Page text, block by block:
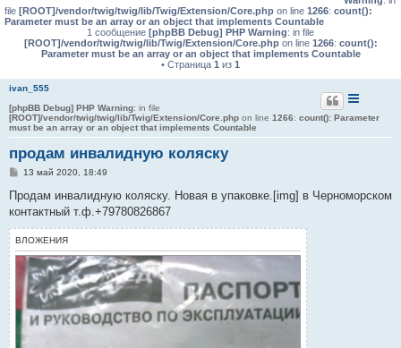
file [ROOT]/vendor/twig/twig/lib/Twig/Extension/Core.php on line 1266: count():
Parameter must be an array or an object that implements Countable
1 сообщение [phpBB Debug] PHP Warning: in file
[ROOT]/vendor/twig/twig/lib/Twig/Extension/Core.phpon line 1266: count():
Parameter must be an array or an object that implements Countable
• Страница 1 из 1
ivan_555
[phpBB Debug] PHP Warning: in file
[ROOT]/vendor/twig/twig/lib/Twig/Extension/Core.php on line 1266: count(): Parameter
must be an array or an object that implements Countable
продам инвалидную коляску
С
о
щ
н
и
е
13 май 2020, 18:49
Продам инвалидную коляску. Новая в упаковке.[img] в Черноморском
контактный т.ф.+79780826867
ВЛОЖЕНИЯ